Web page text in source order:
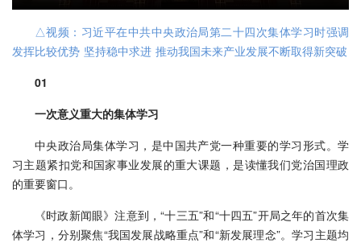
△视频：习近平在中共中央政治局第二十四次集体学习时强调
发挥比较优势 坚持稳中求进 推动我国未来产业发展不断取得新突破
01
一次意义重大的集体学习
中央政治局集体学习，是中国共产党一种重要的学习形式。学
习主题紧扣党和国家事业发展的重大课题，是读懂我们党治国理政
的重要窗口。
《时政新闻眼》注意到，“十三五”和“十四五”开局之年的首次集
体学习，分别聚焦“我国发展战略重点”和“新发展理念”。学习主题均